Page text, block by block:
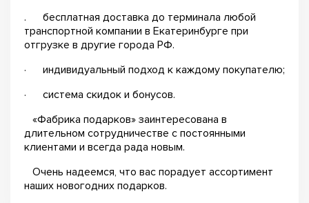
. бесплатная доставка до терминала любой
транспортной компании в Екатеринбурге при
отгрузке в другие города РФ.
· индивидуальный подход к каждому покупателю;
· система скидок и бонусов.
«Фабрика подарков» заинтересована в
длительном сотрудничестве с постоянными
клиентами и всегда рада новым.
Очень надеемся, что вас порадует ассортимент
наших новогодних подарков.